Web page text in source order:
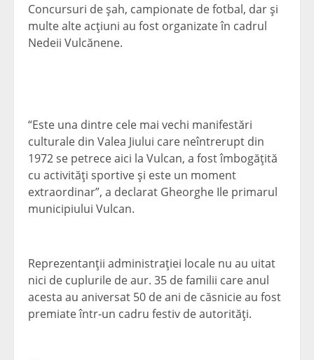
Concursuri de şah, campionate de fotbal, dar şi
multe alte acţiuni au fost organizate în cadrul
Nedeii Vulcănene.
“Este una dintre cele mai vechi manifestări
culturale din Valea Jiului care neîntrerupt din
1972 se petrece aici la Vulcan, a fost îmbogăţită
cu activităţi sportive şi este un moment
extraordinar”, a declarat Gheorghe Ile primarul
municipiului Vulcan.
Reprezentanţii administraţiei locale nu au uitat
nici de cuplurile de aur. 35 de familii care anul
acesta au aniversat 50 de ani de căsnicie au fost
premiate într-un cadru festiv de autorităţi.